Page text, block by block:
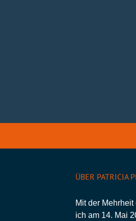
ÜBER PATRICIA
Mit der
ich am 14. Mai